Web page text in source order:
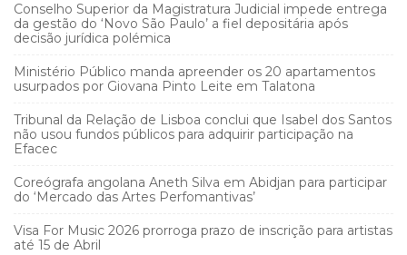
Conselho Superior da Magistratura Judicial impede entrega
da gestão do ‘Novo São Paulo’ a fiel depositária após
decisão jurídica polémica
Ministério Público manda apreender os 20 apartamentos
usurpados por Giovana Pinto Leite em Talatona
Tribunal da Relação de Lisboa conclui que Isabel dos Santos
não usou fundos públicos para adquirir participação na
Efacec
Coreógrafa angolana Aneth Silva em Abidjan para participar
do ‘Mercado das Artes Perfomantivas’
Visa For Music 2026 prorroga prazo de inscrição para artistas
até 15 de Abril